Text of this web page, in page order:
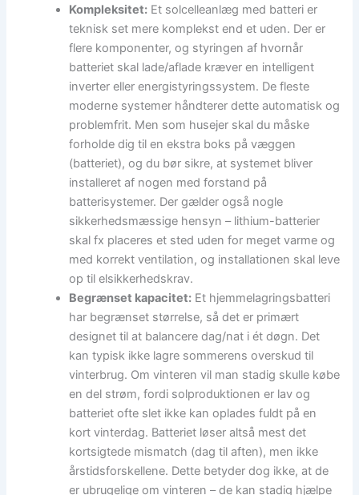
Kompleksitet: Et solcelleanlæg med batteri er
teknisk set mere komplekst end et uden. Der er
flere komponenter, og styringen af hvornår
batteriet skal lade/aflade kræver en intelligent
inverter eller energistyringssystem. De fleste
moderne systemer håndterer dette automatisk og
problemfrit. Men som husejer skal du måske
forholde dig til en ekstra boks på væggen
(batteriet), og du bør sikre, at systemet bliver
installeret af nogen med forstand på
batterisystemer. Der gælder også nogle
sikkerhedsmæssige hensyn – lithium-batterier
skal fx placeres et sted uden for meget varme og
med korrekt ventilation, og installationen skal leve
op til elsikkerhedskrav.
Begrænset kapacitet: Et hjemmelagringsbatteri
har begrænset størrelse, så det er primært
designet til at balancere dag/nat i ét døgn. Det
kan typisk ikke lagre sommerens overskud til
vinterbrug. Om vinteren vil man stadig skulle købe
en del strøm, fordi solproduktionen er lav og
batteriet ofte slet ikke kan oplades fuldt på en
kort vinterdag. Batteriet løser altså mest det
kortsigtede mismatch (dag til aften), men ikke
årstidsforskellene. Dette betyder dog ikke, at de
er ubrugelige om vinteren – de kan stadig hjælpe